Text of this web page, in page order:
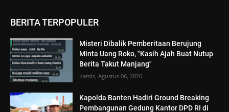
BERITA TERPOPULER
Misteri Dibalik Pemberitaan Berujung
Minta Uang Roko, "Kasih Ajah Buat Nutup
Berita Takut Manjang"
Kamis, Agustus 06, 2026
Kapolda Banten Hadiri Ground Breaking
Pembangunan Gedung Kantor DPD RI di